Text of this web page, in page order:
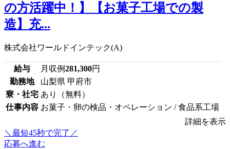
の方活躍中！】【お菓子工場での製
造】充...
株式会社ワールドインテック(A)
給与 月収例281,300円
勤務地
山梨県 甲府市
寮・社宅 あり（無料）
仕事内容 お菓子・卵の検品・オペレーション / 食品系工場
詳細を表示
＼最短45秒で完了／
応募へ進む